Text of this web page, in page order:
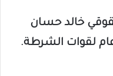
خالد حسان
لقوات الشرطة.